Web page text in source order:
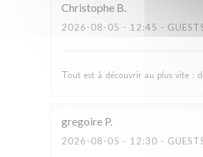
Christophe B
2026-08-05 - 12:45 -
Tout est à découvrir au plus vite :
gregoire P
2026-08-05 - 12:30 -